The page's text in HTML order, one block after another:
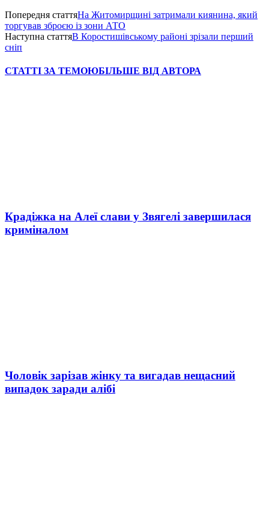
Попередня статтяНа Житомирщині затримали киянина, який
торгував зброєю із зони АТО
Наступна статтяВ Коростишівському районі зрізали перший
сніп
СТАТТІ ЗА ТЕМОЮБІЛЬШЕ ВІД АВТОРА
Крадіжка на Алеї слави у Звягелі завершилася
криміналом
Чоловік зарізав жінку та вигадав нещасний
випадок заради алібі